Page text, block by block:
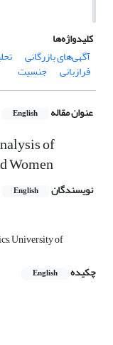
کلیدواژه‌ها
آگهی‌های بازرگانی
فرازبانی جنسیت
عنوان مقاله English
of
Women
نویسندگان English
University of
چکیده
English